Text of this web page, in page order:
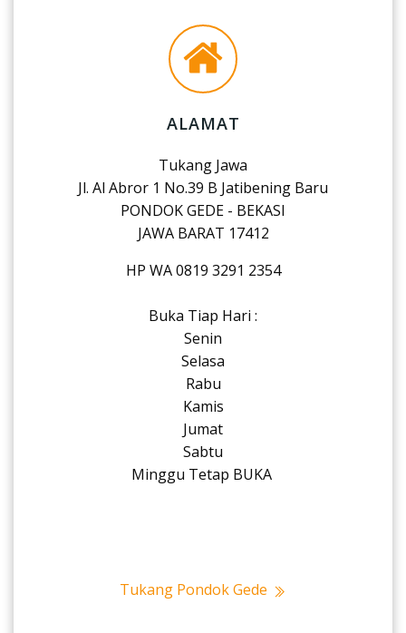
ALAMAT
Tukang Jawa
Jl. Al Abror 1 No.39 B Jatibening Baru
PONDOK GEDE - BEKASI
JAWA BARAT 17412
HP WA 0819 3291 2354
Buka Tiap Hari :
Senin
Selasa
Rabu
Kamis
Jumat
Sabtu
Minggu Tetap BUKA
Tukang Pondok Gede